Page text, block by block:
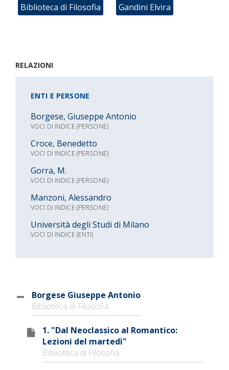
Biblioteca di Filosofia Gandini Elvira
RELAZIONI
ENTI E PERSONE
Borgese, Giuseppe Antonio
VOCI DI INDICE (PERSONE)
Croce, Benedetto
VOCI DI INDICE (PERSONE)
Gorra, M.
VOCI DI INDICE (PERSONE)
Manzoni, Alessandro
VOCI DI INDICE (PERSONE)
Università degli Studi di Milano
VOCI DI INDICE (ENTI)
Borgese Giuseppe Antonio
Biblioteca di Filosofia
1. "Dal Neoclassico al Romantico:
Lezioni del martedì"
Biblioteca di Filosofia